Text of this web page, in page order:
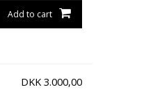
Add to cart
DKK 3.000,00